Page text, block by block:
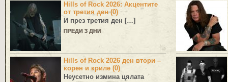
Hills of Rock 2026: Акцентите
от третия ден (0)
И през третия ден […]
ПРЕДИ 3 ДНИ
Hills of Rock 2026 ден втори –
корен и криле (0)
Неусетно измина цялата